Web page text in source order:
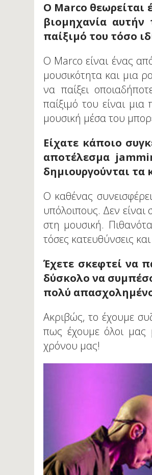
Ο Marco θεωρείται
βιομηχανία
παίξιμό του τόσο
Ο Marco είναι ένας
μουσικότητα και μια
να παίξει
παίξιμό του είναι
μουσική μέσα του
Είχατε κάποιο
αποτέλεσμα
δημιουργούνται τα
Ο καθένας
υπόλοιπους. Δεν
στη μουσική.
τόσες κατευθύνσεις
Έχετε σκεφτεί να
δύσκολο να
πολύ
Ακριβώς, το έχουμε
πως έχουμε όλοι μας
χρόνου μας!